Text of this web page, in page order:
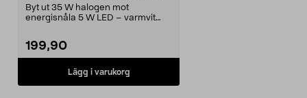
pack
Byt ut 35 W halogen mot
energisnåla 5 W LED – varmvit
199,90
Lägg i varukorg